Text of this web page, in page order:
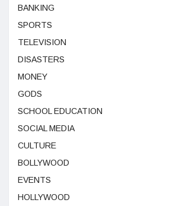
BANKING
SPORTS
TELEVISION
DISASTERS
MONEY
GODS
SCHOOL EDUCATION
SOCIAL MEDIA
CULTURE
BOLLYWOOD
EVENTS
HOLLYWOOD